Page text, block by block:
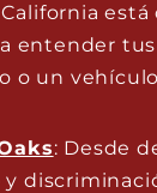
entender
o un
: Desde
y